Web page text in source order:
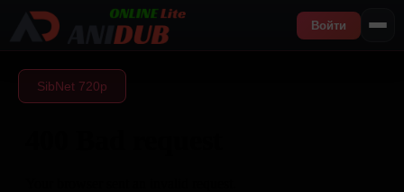
Войти
SibNet 720р